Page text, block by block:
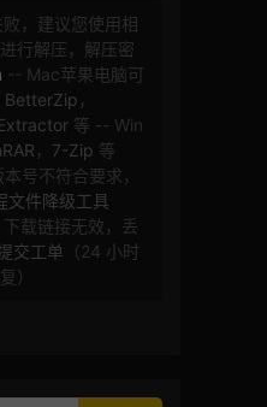
，建议您使用相
行解压，解压密
-- Mac苹果电脑可
BetterZip ，
等 -- Win
， 7-Zip 等
号不符合要求，
文件降级工具
载链接无效，丢
交工单 （24 小时
）